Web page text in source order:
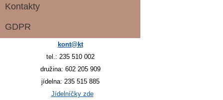
Kontakty
GDPR
kont@kt
tel.: 235 510 002
družina: 602 205 909
jídelna: 235 515 885
Jídelníčky zde